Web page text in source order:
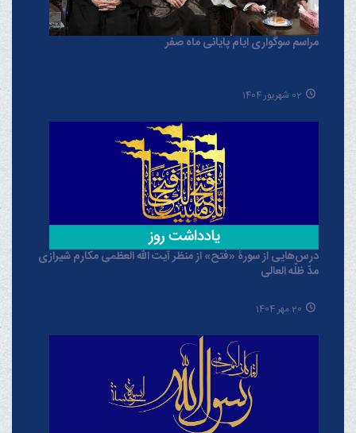
مراسم سوگواری ایام پایانی ماه صفر
02 شهریور 1404
درس‌هایی از سورۀ «فتح» از منظر آیت الله العظمی مکارم شیرازی
مدّ ظلّه العالی
20 مهر 1404